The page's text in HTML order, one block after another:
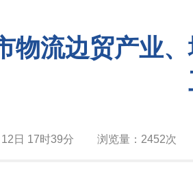
物流边贸产业
日 17时39分 浏览量： 2452次